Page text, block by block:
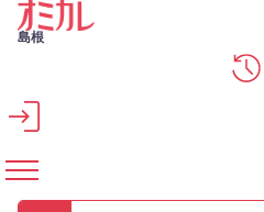
メインコンテンツへスキップ
島根